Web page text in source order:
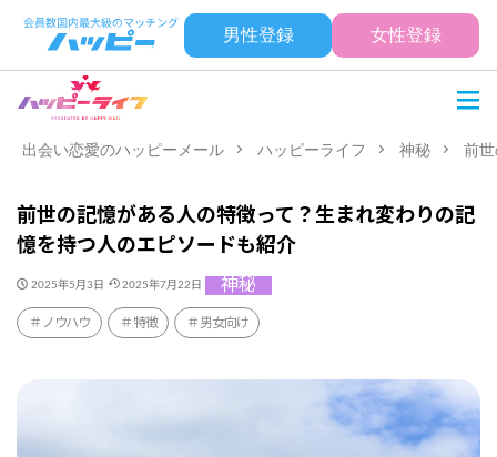
男性登録 女性登録
出会い恋愛のハッピーメール ハッピーライフ 神秘 前
前世の記憶がある人の特徴って？生まれ変わりの記
憶を持つ人のエピソードも紹介
2025年5月3日 2025年7月22日 神秘
ノウハウ 特徴 男女向け